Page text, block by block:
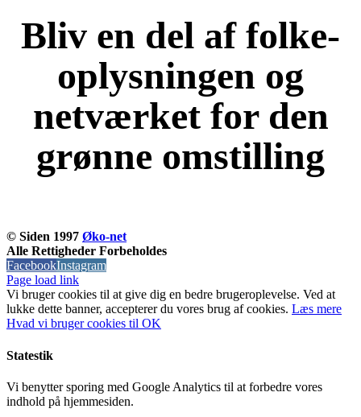
Bliv en del af folke-
oplysningen og
netværket for den
grønne omstilling
© Siden 1997 Øko-net
Alle Rettigheder Forbeholdes
FacebookInstagram
Page load link
Vi bruger cookies til at give dig en bedre brugeroplevelse. Ved at
lukke dette banner, accepterer du vores brug af ​​cookies. Læs mere
Hvad vi bruger cookies til OK
Statestik
Vi benytter sporing med Google Analytics til at forbedre vores
indhold på hjemmesiden.